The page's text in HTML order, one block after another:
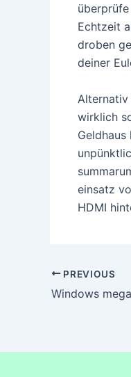
Echtzeit
droben
deiner
Alternativ
wirklich
einsatz
HDMI
PREVIOUS
Windows